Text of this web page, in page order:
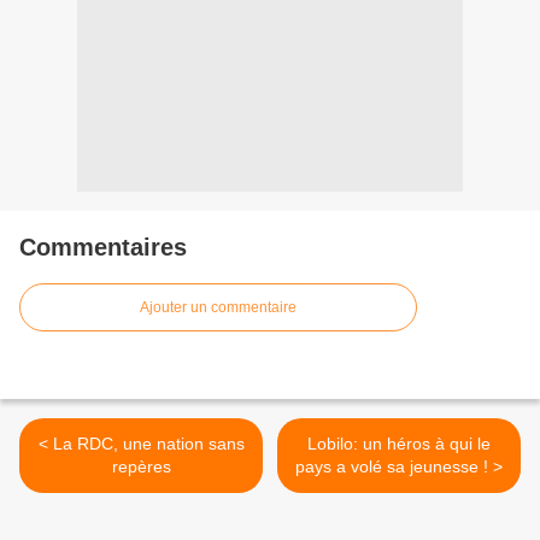
Commentaires
Ajouter un commentaire
< La RDC, une nation sans
repères
Lobilo: un héros à qui le
pays a volé sa jeunesse ! >